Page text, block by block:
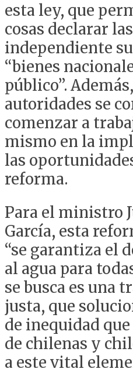
esta ley, que
cosas declarar
independiente
“bienes
público”.
autoridades se
comenzar a
mismo en la
las
reforma.
Para el ministro
García, esta
“se garantiza el
al agua para
se busca es una
justa, que
de inequidad
de chilenas y
a este vital